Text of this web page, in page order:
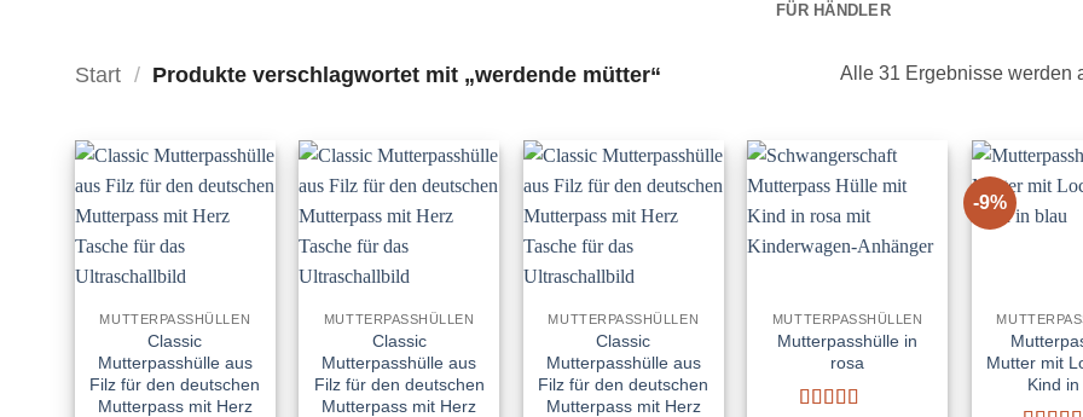
FÜR HÄNDLER
Start / Produkte verschlagwortet mit „werdende mütter“ Alle 31 Ergebnisse werden
wishlist
MUTTERPASSHÜLLEN
Classic
Mutterpasshülle aus
Filz für den deutschen
Mutterpass mit Herz
wishlist
MUTTERPASSHÜLLEN
Classic
Mutterpasshülle aus
Filz für den deutschen
Mutterpass mit Herz
wishlist
MUTTERPASSHÜLLEN
Classic
Mutterpasshülle aus
Filz für den deutschen
Mutterpass mit Herz
MUTTERPASSHÜLLEN
Mutterpasshülle in
rosa
-9%
Mutter mit
Kind